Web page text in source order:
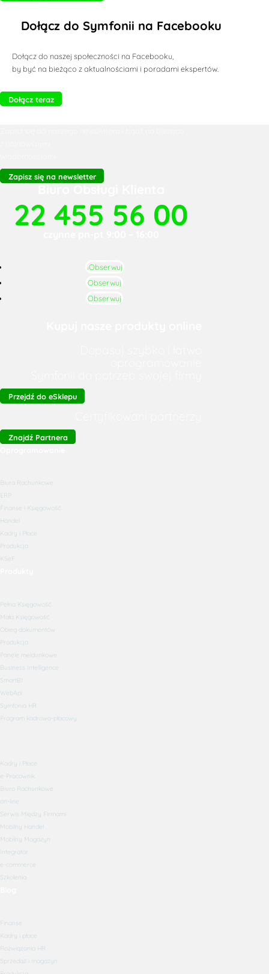
Dołącz do Symfonii na Facebooku
Dołącz do naszej społeczności na Facebooku,
by być na bieżąco z aktualnościami i poradami ekspertów.
Dołącz teraz
Zapisz się na newsletter
22 455 56 00
Obserwuj
Obserwuj
Obserwuj
Przejdź do eSklepu
Znajdź Partnera
Biura Rachunkowe
ERP
Finanse i Księgowość
Handel
Kadry i Płace
Produkcja
KSeF
Pełna Księgowość
Mała Księgowość
Obieg dokumentów
Produkcja
Panele meldunkowe
Business Intelligence
SmartBI
WebApi
Symfonia HR
Program kadrowo-płacowy
Kadry i Płace
e-Pracownik
Biuro Rachunkowe
on-line
Serwis Między Firmami
Mobilny Handel
Mobilny Magazyn
Integrator
e-commerce
Szkolenia
Finanse
Kadry i płace
Rozwiązania HR
Sprzedaż i magazyn